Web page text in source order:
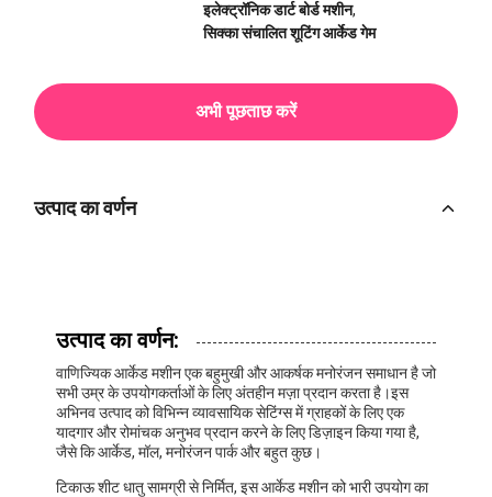
इलेक्ट्रॉनिक डार्ट बोर्ड मशीन,
सिक्का संचालित शूटिंग आर्केड गेम
अभी पूछताछ करें
उत्पाद का वर्णन
उत्पाद का वर्णन:
वाणिज्यिक आर्केड मशीन एक बहुमुखी और आकर्षक मनोरंजन समाधान है जो
सभी उम्र के उपयोगकर्ताओं के लिए अंतहीन मज़ा प्रदान करता है।इस
अभिनव उत्पाद को विभिन्न व्यावसायिक सेटिंग्स में ग्राहकों के लिए एक
यादगार और रोमांचक अनुभव प्रदान करने के लिए डिज़ाइन किया गया है,
जैसे कि आर्केड, मॉल, मनोरंजन पार्क और बहुत कुछ।
टिकाऊ शीट धातु सामग्री से निर्मित, इस आर्केड मशीन को भारी उपयोग का